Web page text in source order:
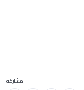
مشاركة